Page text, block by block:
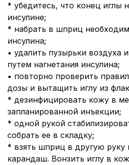
* убедитесь, что конец иглы
инсулине;
* набрать в шприц
инсулина;
• удалить пузырьки воздуха
путем нагнетания инсулина;
• повторно проверить
дозы и вытащить иглу из
* дезинфицировать кожу в
запланированной инъекции;
* одной рукой
собрать ее в складку;
* взять шприц в другую руку
карандаш. Вонзить иглу в